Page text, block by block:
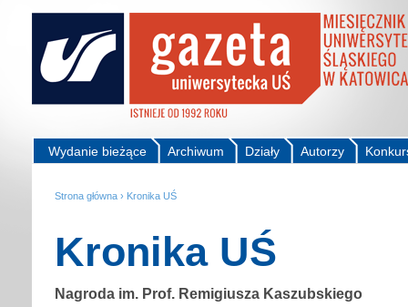
Autorzy
Działy
Archiwum
Wydanie bieżące
Strona główna › Kronika UŚ
Kronika UŚ
Nagroda im. Prof. Remigiusza Kaszubskiego